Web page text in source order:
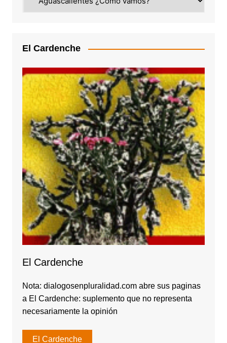
El Cardenche
El Cardenche
Nota: dialogosenpluralidad.com abre sus paginas
a El Cardenche: suplemento que no representa
necesariamente la opinión
El Cardenche